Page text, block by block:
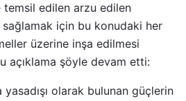
edilen arzu edilen
sağlamak için bu konudaki her
üzerine inşa edilmesi
açıklama şöyle devam etti:
yasadışı olarak bulunan güçlerin